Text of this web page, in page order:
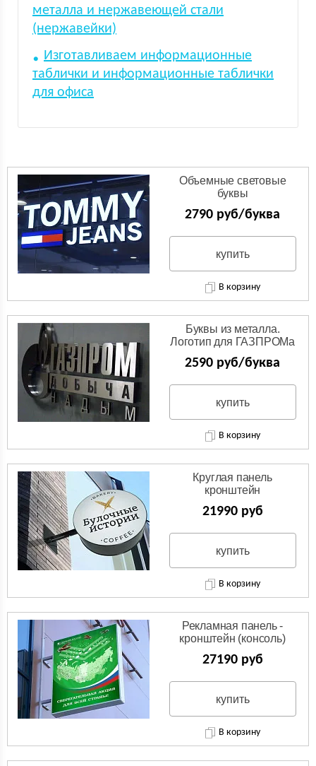
металла и нержавеющей стали
(нержавейки)
Изготавливаем информационные
таблички и информационные таблички
для офиса
Объемные световые
буквы
2790 руб/буква
купить
В корзину
Буквы из металла.
Логотип для ГАЗПРОМа
из нержавейки.
2590 руб/буква
купить
В корзину
Круглая панель
кронштейн
(Двухсторонняя вывеска)
21990 руб
купить
В корзину
Рекламная панель -
кронштейн (консоль)
27190 руб
купить
В корзину